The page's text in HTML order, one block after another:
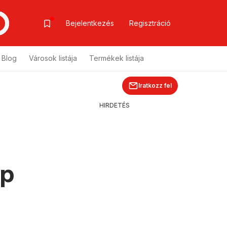
Bejelentkezés Regisztráció
Blog Városok listája Termékek listája
Iratkozz fel
HIRDETÉS